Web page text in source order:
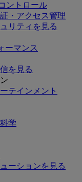
ントロール
・アクセス管理
リティを見る
ーマンス
を見る
テインメント
学
ーションを見る